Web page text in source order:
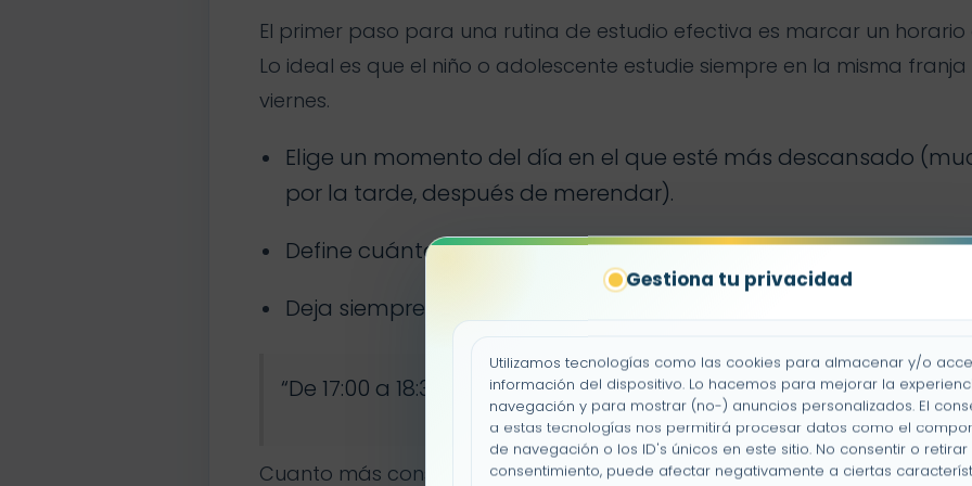
Gestiona tu privacidad
Utilizamos tecnologías como las cookies para almacenar y/o
información del dispositivo. Lo hacemos para mejorar la
navegación y para mostrar (no-) anuncios personalizados. El
a estas tecnologías nos permitirá procesar datos como el
de navegación o los ID's únicos en este sitio. No consentir o retirar
consentimiento, puede afectar negativamente a ciertas
El primer paso para una rutina de estudio efectiva es marcar un horario
Lo ideal es que el niño o adolescente estudie siempre en la misma
viernes.
Elige un momento del día en el que esté más descansado
por la tarde, después de merendar).
Define cuánto tiempo durará larutina de estudiosegún su
Deja siempre un pequeño descanso entre la llegada a casa y
“De 17:00 a 18:30 es mi tiempo de estudio, y después ya puedo
Cuanto más constante sea este horario, más fácil será mantener la